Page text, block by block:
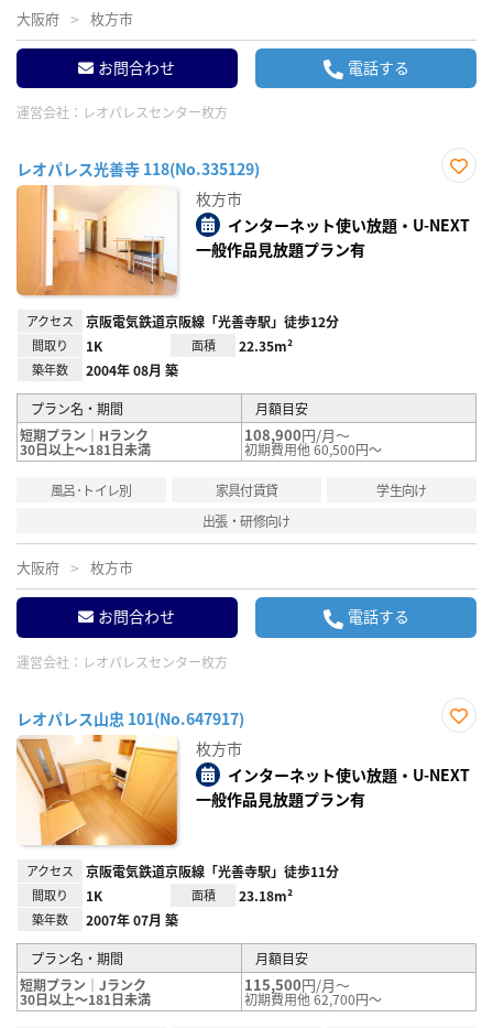
大阪府 枚方市
お問合わせ 電話する
運営会社： レオパレスセンター枚方
レオパレス光善寺 118(No.335129)
り登
録
枚方市
インターネット使い放題・U-NEXT
一般作品見放題プラン有
アクセス 京阪電気鉄道京阪線「光善寺駅」徒歩12分
間取り 1K 面積 22.35m²
築年数 2004年 08月 築
プラン名・期間
月額目安
短期プラン｜Hランク
30日以上～181日未満
108,900円/月～
初期費用他 60,500円～
風呂･トイレ別 家具付賃貸
学生向け
出張・研修向け
大阪府 枚方市
お問合わせ 電話する
運営会社： レオパレスセンター枚方
レオパレス山忠 101(No.647917)
り登
録
枚方市
インターネット使い放題・U-NEXT
一般作品見放題プラン有
アクセス 京阪電気鉄道京阪線「光善寺駅」徒歩11分
間取り 1K 面積 23.18m²
築年数 2007年 07月 築
プラン名・期間
月額目安
短期プラン｜Jランク
30日以上～181日未満
115,500円/月～
初期費用他 62,700円～